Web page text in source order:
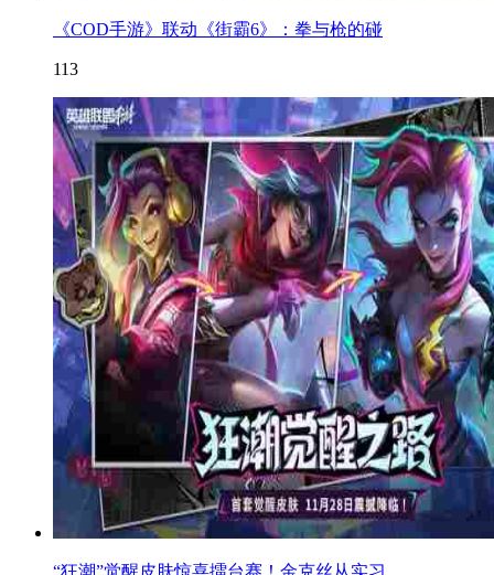
《COD手游》联动《街霸6》：拳与枪的碰
113
“狂潮”觉醒皮肤惊喜擂台赛！金克丝从实习